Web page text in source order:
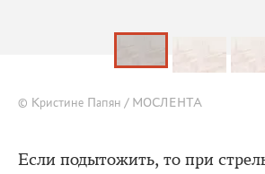
© Кристине Папян / МОСЛЕНТА
Если подытожить, то при